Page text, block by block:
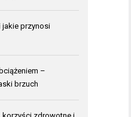
jakie przynosi
–
brzuch